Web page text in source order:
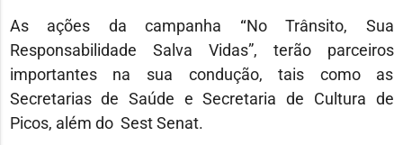
As ações da campanha “No Trânsito, Sua
Responsabilidade Salva Vidas”, terão parceiros
importantes na sua condução, tais como as
Secretarias de Saúde e Secretaria de Cultura de
Picos, além do Sest Senat.